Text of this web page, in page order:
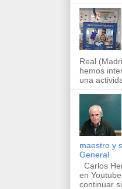
Real
hemos
una
maestro y
General
Carlos
en
continuar